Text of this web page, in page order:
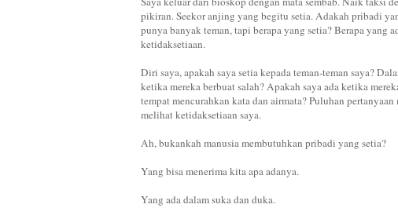
pikiran. Seekor anjing yang begitu setia. Adakah pribadi
punya banyak teman, tapi berapa yang setia? Berapa yang
ketidaksetiaan.
Diri saya, apakah saya setia kepada teman-teman saya?
ketika mereka berbuat salah? Apakah saya ada ketika
tempat mencurahkan kata dan airmata? Puluhan
melihat ketidaksetiaan saya.
Ah, bukankah manusia membutuhkan pribadi yang setia?
Yang bisa menerima kita apa adanya.
Yang ada dalam suka dan duka.